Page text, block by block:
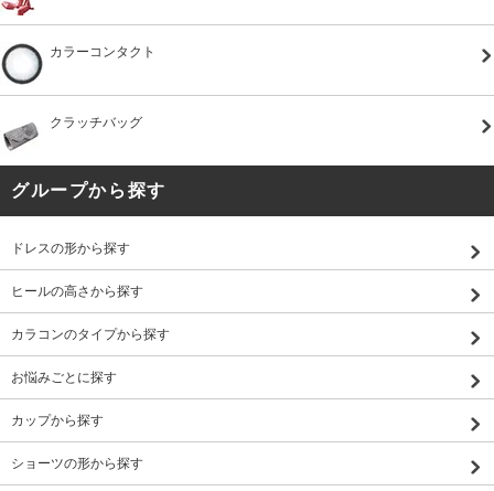
カラーコンタクト
クラッチバッグ
グループから探す
ドレスの形から探す
ヒールの高さから探す
カラコンのタイプから探す
お悩みごとに探す
カップから探す
ショーツの形から探す